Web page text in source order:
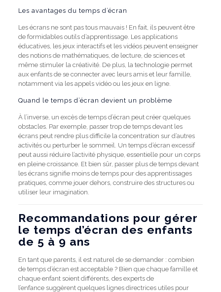
Les avantages du temps d’écran
Les écrans ne sont pas tous mauvais ! En fait, ils peuvent être
de formidables outils d’apprentissage. Les applications
éducatives, les jeux interactifs et les vidéos peuvent enseigner
des notions de mathématiques, de lecture, de sciences et
même stimuler la créativité. De plus, la technologie permet
aux enfants de se connecter avec leurs amis et leur famille,
notamment via les appels vidéo ou les jeux en ligne.
Quand le temps d’écran devient un problème
À l’inverse, un excès de temps d’écran peut créer quelques
obstacles. Par exemple, passer trop de temps devant les
écrans peut rendre plus difficile la concentration sur d’autres
activités ou perturber le sommeil. Un temps d’écran excessif
peut aussi réduire l’activité physique, essentielle pour un corps
en pleine croissance. Et bien sûr, passer plus de temps devant
les écrans signifie moins de temps pour des apprentissages
pratiques, comme jouer dehors, construire des structures ou
utiliser leur imagination.
Recommandations pour gérer
le temps d’écran des enfants
de 5 à 9 ans
En tant que parents, il est naturel de se demander : combien
de temps d’écran est acceptable ? Bien que chaque famille et
chaque enfant soient différents, des experts de
l’enfance suggèrent quelques lignes directrices utiles pour